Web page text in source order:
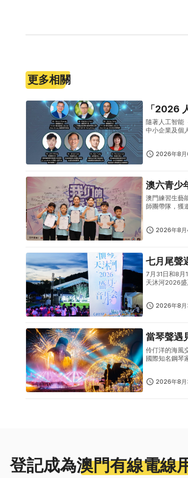
更多相關
「2026
隨著人工智能
中小企業及個
2026年8月
澳六青少
澳門練習生藝
師團帶隊，獲
2026年8月
七月尾聲
7月31日和8月
天沐河2026盛
2026年8月
當琴聲遇
伶仃洋的海風
國際知名鋼琴
2026年8月
登記成為澳門有線電線